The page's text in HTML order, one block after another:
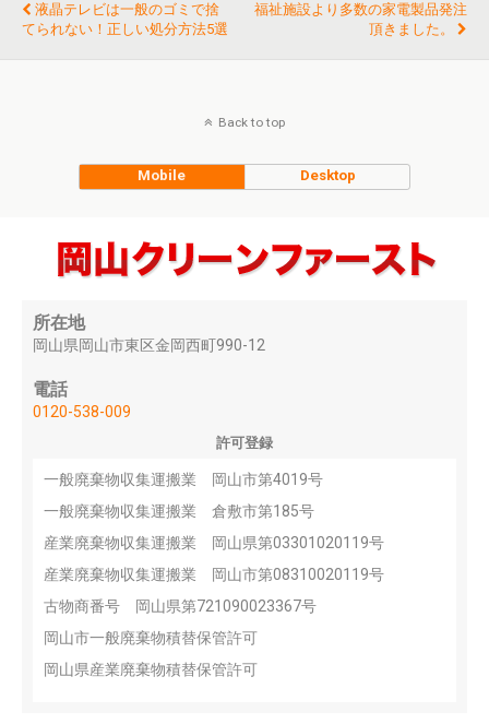
液晶テレビは一般のゴミで捨
てられない！正しい処分方法5選
福祉施設より多数の家電製品発注
頂きました。
Back to top
Mobile Desktop
所在地
岡山県岡山市東区金岡西町990-12
電話
0120-538-009
許可登録
一般廃棄物収集運搬業 岡山市第4019号
一般廃棄物収集運搬業 倉敷市第185号
産業廃棄物収集運搬業 岡山県第03301020119号
産業廃棄物収集運搬業 岡山市第08310020119号
古物商番号 岡山県第721090023367号
岡山市一般廃棄物積替保管許可
岡山県産業廃棄物積替保管許可